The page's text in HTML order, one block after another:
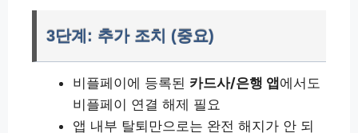
3단계: 추가 조치 (중요)
비플페이에 등록된 카드사/은행 앱에서도
비플페이 연결 해제 필요
앱 내부 탈퇴만으로는 완전 해지가 안 되